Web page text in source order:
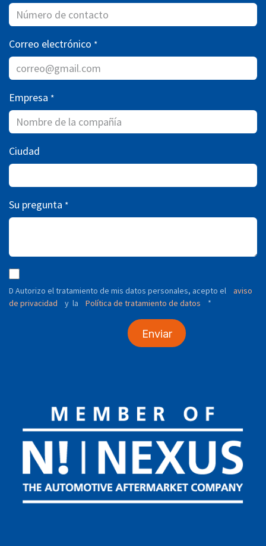
Correo electrónico *
Empresa *
Ciudad
Su pregunta *
D Autorizo ​​el tratamiento de mis datos personales, acepto el
aviso
de privacidad
y la Política de tratamiento de datos *
Enviar